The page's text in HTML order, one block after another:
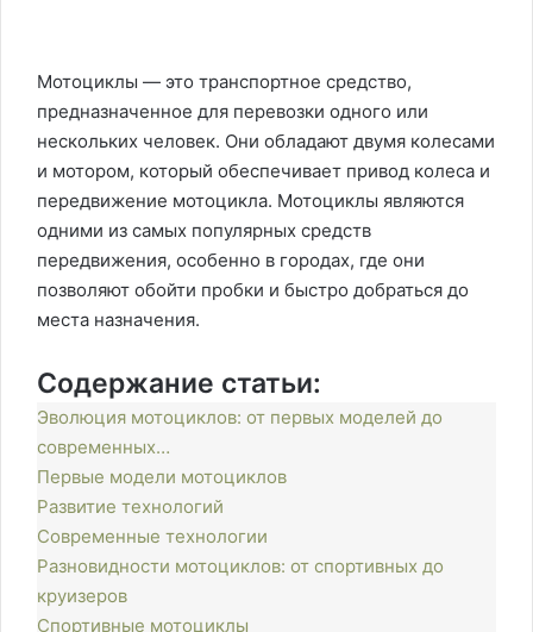
Мотоциклы — это транспортное средство,
предназначенное для перевозки одного или
нескольких человек. Они обладают двумя колесами
и мотором, который обеспечивает привод колеса и
передвижение мотоцикла. Мотоциклы являются
одними из самых популярных средств
передвижения, особенно в городах, где они
позволяют обойти пробки и быстро добраться до
места назначения.
Содержание статьи:
Эволюция мотоциклов: от первых моделей до
современных…
Первые модели мотоциклов
Развитие технологий
Современные технологии
Разновидности мотоциклов: от спортивных до
круизеров
Спортивные мотоциклы